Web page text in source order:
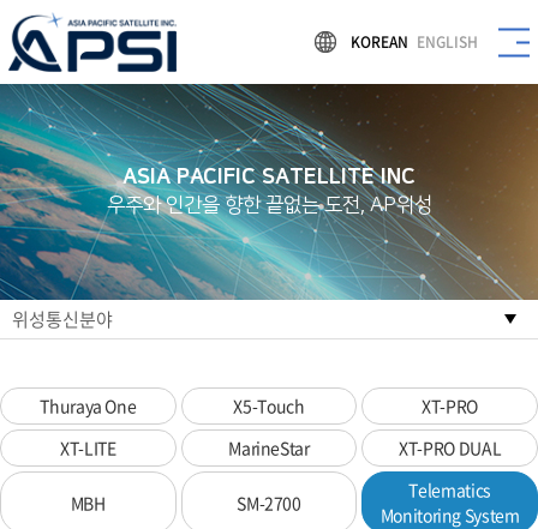
KOREAN ENGLISH
ASIA PACIFIC SATELLITE INC
우주와 인간을 향한 끝없는 도전, AP위성
위성통신분야
Thuraya One X5-Touch
XT-PRO
XT-LITE
MarineStar XT-PRO DUAL
MBH SM-2700
Telematics
Monitoring System